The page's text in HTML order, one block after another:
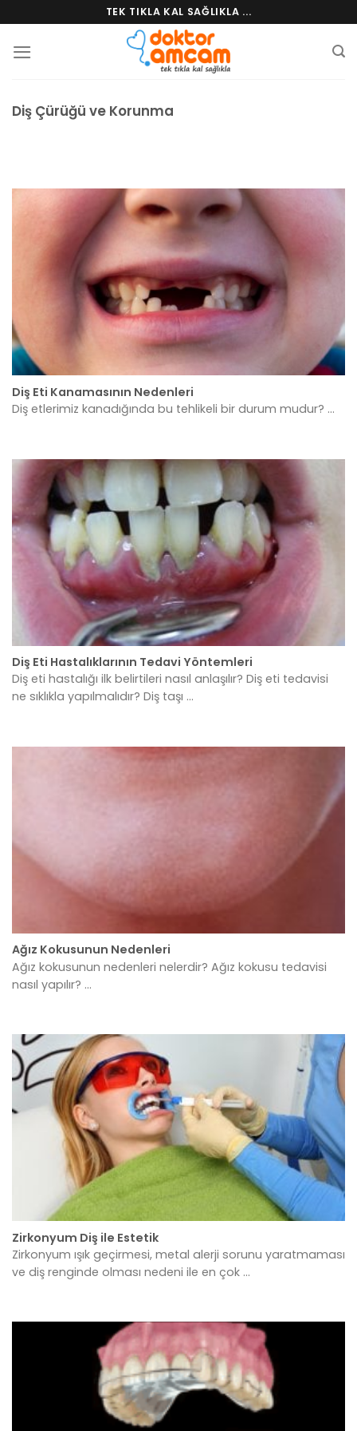
content
TEK TIKLA KAL SAĞLIKLA ...
Diş Çürüğü ve Korunma
Diş Eti Kanamasının Nedenleri
Diş etlerimiz kanadığında bu tehlikeli bir durum mudur? ...
Diş Eti Hastalıklarının Tedavi Yöntemleri
Diş eti hastalığı ilk belirtileri nasıl anlaşılır? Diş eti tedavisi
ne sıklıkla yapılmalıdır? Diş taşı ...
Ağız Kokusunun Nedenleri
Ağız kokusunun nedenleri nelerdir? Ağız kokusu tedavisi
nasıl yapılır? ...
Zirkonyum Diş ile Estetik
Zirkonyum ışık geçirmesi, metal alerji sorunu yaratmaması
ve diş renginde olması nedeni ile en çok ...